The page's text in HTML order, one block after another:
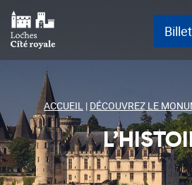
Aller au texte
Aller au menu
Passer
au
contenu
Menu principal
ACCUEIL | DÉCOUVREZ LE